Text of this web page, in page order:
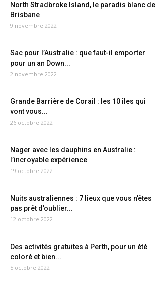
North Stradbroke Island, le paradis blanc de
Brisbane
9 novembre 2022
Sac pour l’Australie : que faut-il emporter
pour un an Down...
2 novembre 2022
Grande Barrière de Corail : les 10 îles qui
vont vous...
26 octobre 2022
Nager avec les dauphins en Australie :
l’incroyable expérience
19 octobre 2022
Nuits australiennes : 7 lieux que vous n’êtes
pas prêt d’oublier...
12 octobre 2022
Des activités gratuites à Perth, pour un été
coloré et bien...
5 octobre 2022